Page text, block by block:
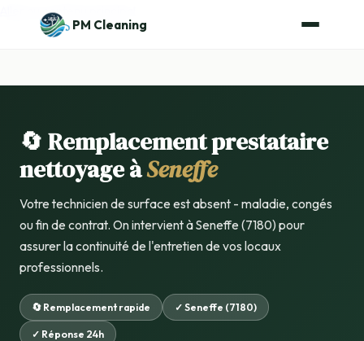
Aller au contenu principal
PM Cleaning
🔄 Remplacement prestataire
nettoyage àSeneffe
Votre technicien de surface est absent - maladie, congés
ou fin de contrat. On intervient à Seneffe (7180) pour
assurer la continuité de l'entretien de vos locaux
professionnels.
🔄 Remplacement rapide ✓ Seneffe (7180)
✓ Réponse 24h